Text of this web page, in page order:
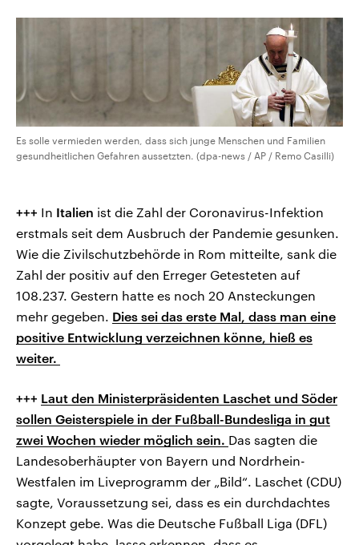
Es solle vermieden werden, dass sich junge Menschen und Familien
gesundheitlichen Gefahren aussetzten. (dpa-news / AP / Remo Casilli)
+++ In Italien ist die Zahl der Coronavirus-Infektion
erstmals seit dem Ausbruch der Pandemie gesunken.
Wie die Zivilschutzbehörde in Rom mitteilte, sank die
Zahl der positiv auf den Erreger Getesteten auf
108.237. Gestern hatte es noch 20 Ansteckungen
mehr gegeben. Dies sei das erste Mal, dass man eine
positive Entwicklung verzeichnen könne, hieß es
weiter.
+++ Laut den Ministerpräsidenten Laschet und Söder
sollen Geisterspiele in der Fußball-Bundesliga in gut
zwei Wochen wieder möglich sein. Das sagten die
Landesoberhäupter von Bayern und Nordrhein-
Westfalen im Liveprogramm der „Bild“. Laschet (CDU)
sagte, Voraussetzung sei, dass es ein durchdachtes
Konzept gebe. Was die Deutsche Fußball Liga (DFL)